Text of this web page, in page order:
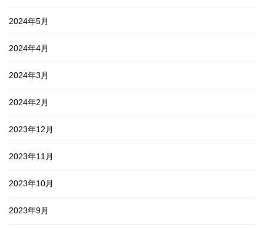
2024年5月
2024年4月
2024年3月
2024年2月
2023年12月
2023年11月
2023年10月
2023年9月